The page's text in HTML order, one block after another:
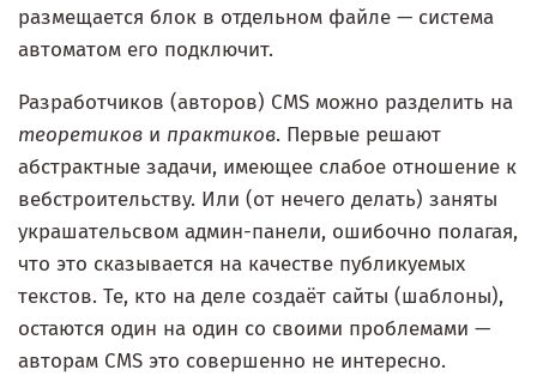
размещается блок в отдельном файле — система
автоматом его подключит.
Разработчиков (авторов) CMS можно разделить на
теоретиков и практиков. Первые решают
абстрактные задачи, имеющее слабое отношение к
вебстроительству. Или (от нечего делать) заняты
украшательсвом админ-панели, ошибочно полагая,
что это сказывается на качестве публикуемых
текстов. Те, кто на деле создаёт сайты (шаблоны),
остаются один на один со своими проблемами —
авторам CMS это совершенно не интересно.